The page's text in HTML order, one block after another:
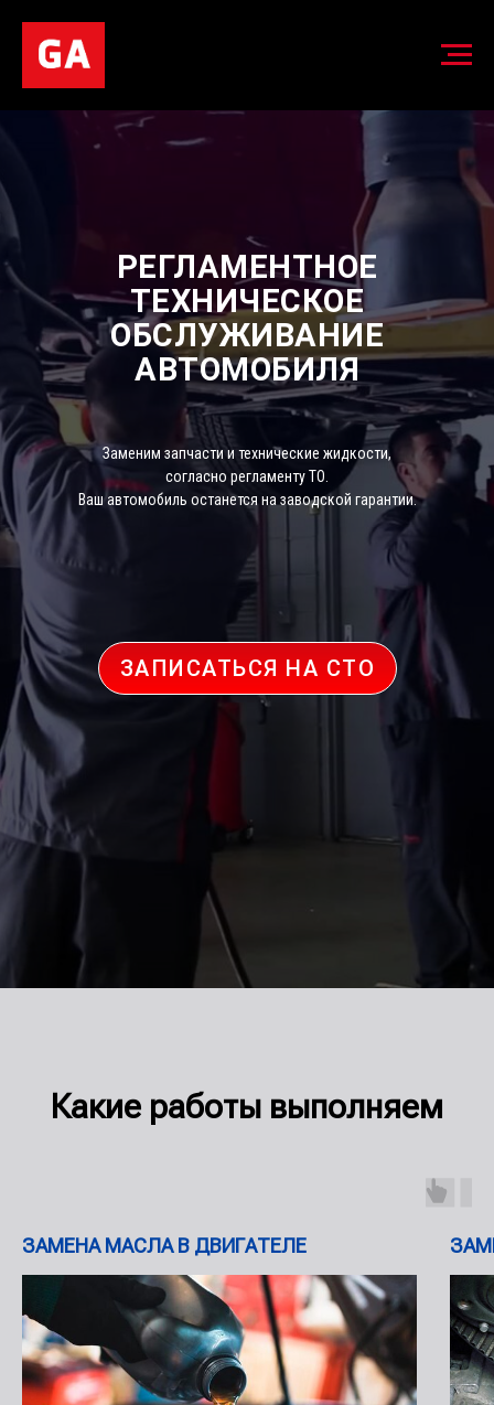
РЕГЛАМЕНТНОЕ
ТЕХНИЧЕСКОЕ
ОБСЛУЖИВАНИЕ
АВТОМОБИЛЯ
ЗАПИСАТЬСЯ НА СТО
Заменим запчасти и технические жидкости,
согласно регламенту ТО.
Ваш автомобиль останется на заводской гарантии.
Какие работы выполняем
ЗАМЕНА МАСЛА В ДВИГАТЕЛЕ